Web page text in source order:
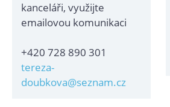
kanceláři, využijte
emailovou komunikaci
+420 728 890 301
tereza-
doubkova@seznam.cz